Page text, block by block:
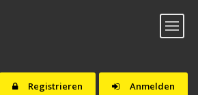
Anmelden
Registrieren
Toggle